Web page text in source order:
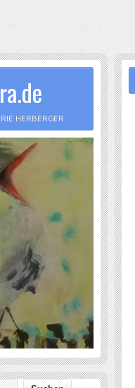
HERBERGER